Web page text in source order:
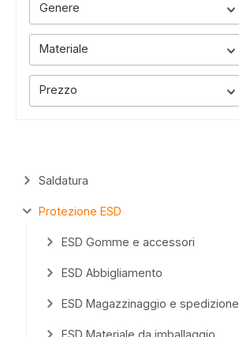
Genere
Materiale
Prezzo
Saldatura
Protezione ESD
ESD Gomme e accessori
ESD Abbigliamento
ESD Magazzinaggio e spedizione
ESD Materiale da imballaggio